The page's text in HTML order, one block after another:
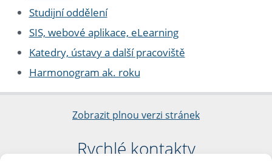
Studijní oddělení
SIS, webové aplikace, eLearning
Katedry, ústavy a další pracoviště
Harmonogram ak. roku
Zobrazit plnou verzi stránek
Rychlé kontakty